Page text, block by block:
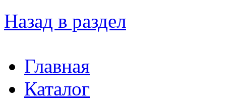
Назад в раздел
Главная
Каталог